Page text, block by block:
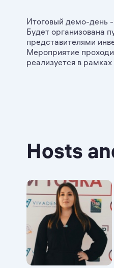
Итоговый демо-день
Будет организована
представителями
Мероприятие
реализуется в
Hosts